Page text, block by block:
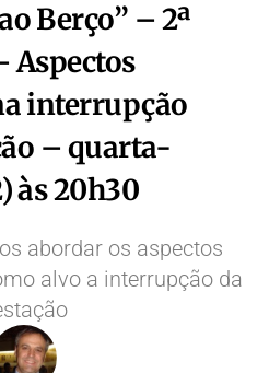
Berço” – 2ª
Aspectos
interrupção
– quarta-
às 20h30
abordar os aspectos
alvo a interrupção da